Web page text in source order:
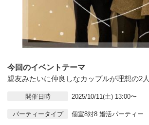
今回のイベントテーマ
親友みたいに仲良しなカップルが理想の2人
開催日時 2025/10/11(土) 13:00〜
パーティータイプ 個室8対8 婚活パーティー